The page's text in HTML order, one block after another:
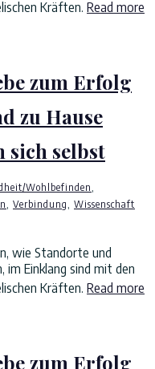
Kräften. Read more
zum Erfolg
zu Hause
sich selbst
Wohlbefinden,
, Verbindung, Wissenschaft
wie Standorte und
im Einklang sind mit den
Kräften. Read more
zum Erfolg